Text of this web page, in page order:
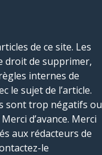
de ce site. Les
droit de supprimer,
internes de
le sujet de l’article.
sont trop négatifs ou
d’avance. Merci
aux rédacteurs de
le